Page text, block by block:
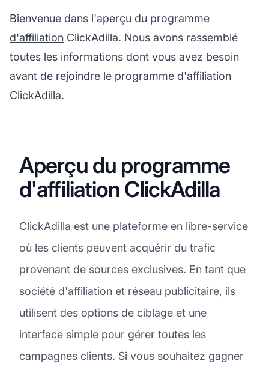
Bienvenue dans l'aperçu du programme
d'affiliation ClickAdilla. Nous avons rassemblé
toutes les informations dont vous avez besoin
avant de rejoindre le programme d'affiliation
ClickAdilla.
Aperçu du programme
d'affiliation ClickAdilla
ClickAdilla est une plateforme en libre-service
où les clients peuvent acquérir du trafic
provenant de sources exclusives. En tant que
société d'affiliation et réseau publicitaire, ils
utilisent des options de ciblage et une
interface simple pour gérer toutes les
campagnes clients. Si vous souhaitez gagner